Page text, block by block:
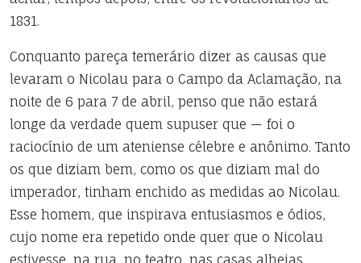
1831.
Conquanto pareça temerário dizer as causas que
levaram o Nicolau para o Campo da Aclamação, na
noite de 6 para 7 de abril, penso que não estará
longe da verdade quem supuser que — foi o
raciocínio de um ateniense célebre e anônimo. Tanto
os que diziam bem, como os que diziam mal do
imperador, tinham enchido as medidas ao Nicolau.
Esse homem, que inspirava entusiasmos e ódios,
cujo nome era repetido onde quer que o Nicolau
estivesse, na rua, no teatro, nas casas alheias,